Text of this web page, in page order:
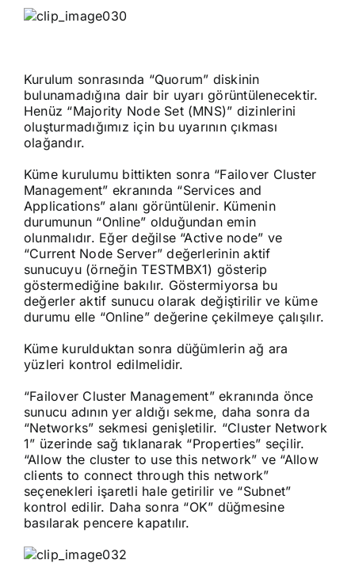
Kurulum sonrasında “Quorum” diskinin
bulunamadığına dair bir uyarı görüntülenecektir.
Henüz “Majority Node Set (MNS)” dizinlerini
oluşturmadığımız için bu uyarının çıkması
olağandır.
Küme kurulumu bittikten sonra “Failover Cluster
Management” ekranında “Services and
Applications” alanı görüntülenir. Kümenin
durumunun “Online” olduğundan emin
olunmalıdır. Eğer değilse “Active node” ve
“Current Node Server” değerlerinin aktif
sunucuyu (örneğin TESTMBX1) gösterip
göstermediğine bakılır. Göstermiyorsa bu
değerler aktif sunucu olarak değiştirilir ve küme
durumu elle “Online” değerine çekilmeye çalışılır.
Küme kurulduktan sonra düğümlerin ağ ara
yüzleri kontrol edilmelidir.
“Failover Cluster Management” ekranında önce
sunucu adının yer aldığı sekme, daha sonra da
“Networks” sekmesi genişletilir. “Cluster Network
1” üzerinde sağ tıklanarak “Properties” seçilir.
“Allow the cluster to use this network” ve “Allow
clients to connect through this network”
seçenekleri işaretli hale getirilir ve “Subnet”
kontrol edilir. Daha sonra “OK” düğmesine
basılarak pencere kapatılır.